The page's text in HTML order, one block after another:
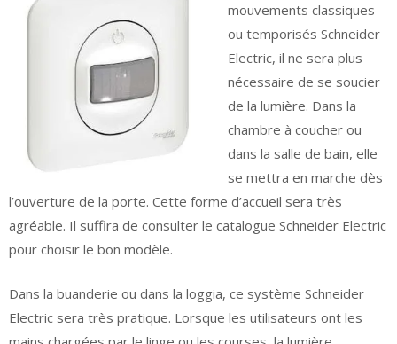
mouvements classiques
ou temporisés Schneider
Electric, il ne sera plus
nécessaire de se soucier
de la lumière. Dans la
chambre à coucher ou
dans la salle de bain, elle
se mettra en marche dès
l’ouverture de la porte. Cette forme d’accueil sera très
agréable. Il suffira de consulter le catalogue Schneider Electric
pour choisir le bon modèle.
Dans la buanderie ou dans la loggia, ce système Schneider
Electric sera très pratique. Lorsque les utilisateurs ont les